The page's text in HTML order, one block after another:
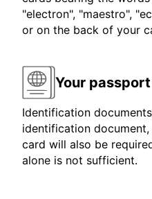
"electron", "maestro",
or on the back of your
Your
Identification
identification
card will also be
alone is not sufficient.